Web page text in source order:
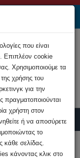
που είναι
Επιπλέον cookie
Χρησιμοποιούμε τα
χρήσης του
για την
πραγματοποιούνται
χρήστη στον
ή να αποσύρετε
το
κάθε σελίδας.
κάνοντας κλικ στο